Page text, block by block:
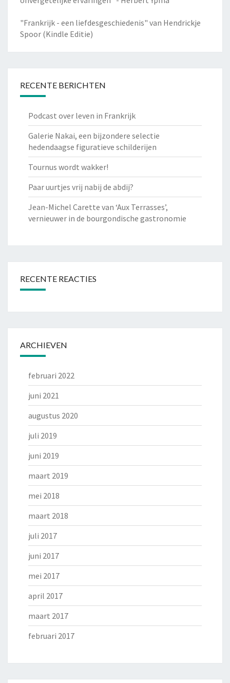
"Frankrijk - een liefdesgeschiedenis" van Hendrickje
Spoor (Kindle Editie)
RECENTE BERICHTEN
Podcast over leven in Frankrijk
Galerie Nakai, een bijzondere selectie
hedendaagse figuratieve schilderijen
Tournus wordt wakker!
Paar uurtjes vrij nabij de abdij?
Jean-Michel Carette van ‘Aux Terrasses’,
vernieuwer in de bourgondische gastronomie
RECENTE REACTIES
ARCHIEVEN
februari 2022
juni 2021
augustus 2020
juli 2019
juni 2019
maart 2019
mei 2018
maart 2018
juli 2017
juni 2017
mei 2017
april 2017
maart 2017
februari 2017